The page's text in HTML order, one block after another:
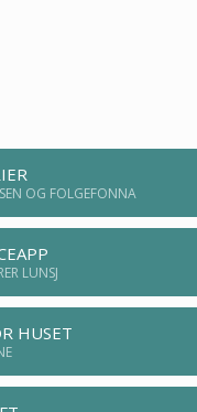
OG FOLGEFONNA
LUNSJ
HUSET